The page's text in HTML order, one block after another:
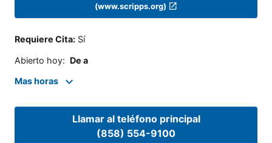
(www.scripps.org)
Requiere Cita: Sí
Abierto hoy: De a
Mas horas
Llamar al teléfono principal
(858) 554-9100